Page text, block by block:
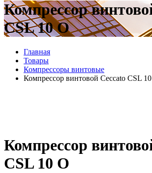
Компрессор
CSL 10 O
Главная
Товары
Компрессоры винтовые
Компрессор винтовой Ceccato CSL
Компрессор
CSL 10 O